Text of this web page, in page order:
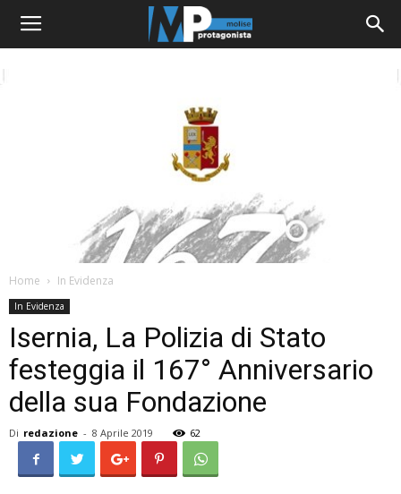
Home In Evidenza
In Evidenza
Isernia, La Polizia di Stato
festeggia il 167° Anniversario
della sua Fondazione
Di redazione - 8 Aprile 2019 62